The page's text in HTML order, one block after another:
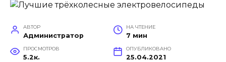
АВТОР
Администратор
НА ЧТЕНИЕ
7 мин
ПРОСМОТРОВ
5.2к.
ОПУБЛИКОВАНО
25.04.2021